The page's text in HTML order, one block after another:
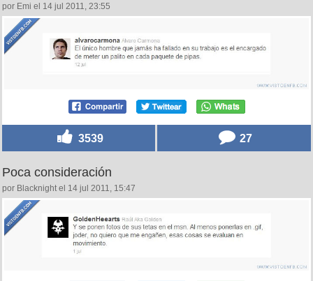
por Emi el 14 jul 2011, 23:55
3539 27
Poca consideración
por Blacknight el 14 jul 2011, 15:47